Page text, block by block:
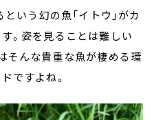
いう幻の魚「イトウ」がカ
。姿を見ることは難しい
そんな貴重な魚が棲める環
ですよね。